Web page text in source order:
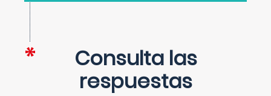
Consulta las
respuestas